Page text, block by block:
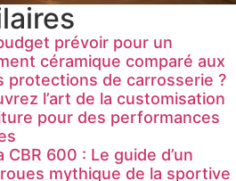
prévoir pour un
céramique comparé aux
protections de carrosserie ?
l’art de la customisation
pour des performances
CBR 600 : Le guide d’un
mythique de la sportive